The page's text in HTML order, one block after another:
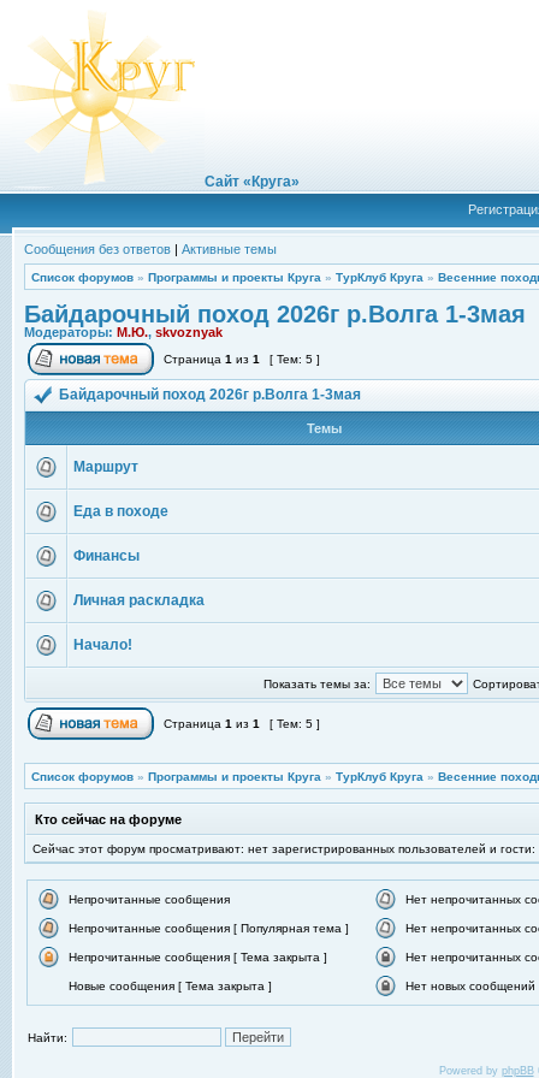
Сайт «Круга»
Сообщения без ответов | Активные темы
Список форумов » Программы и проекты Круга » ТурКлуб Круга » Весенние
Байдарочный поход 2026г р.Волга 1-3мая
Модераторы: М.Ю., skvoznyak
Страница 1 из 1 [ Тем: 5 ]
Байдарочный поход 2026г р.Волга 1-3мая
Темы
Маршрут
Еда в походе
Финансы
Личная раскладка
Начало!
Показать темы за:
Страница 1 из 1 [ Тем: 5 ]
Список форумов » Программы и проекты Круга » ТурКлуб Круга » Весенние
Кто сейчас на форуме
Сейчас этот форум просматривают: нет зарегистрированных пользователей и гости:
Непрочитанные сообщения Нет непрочитанных
Непрочитанные сообщения [ Популярная тема ] Нет непрочитанных
Непрочитанные сообщения [ Тема закрыта ] Нет непрочитанных
Новые сообщения [ Тема закрыта ] Нет новых сообщений
Найти:
Powered by phpBB